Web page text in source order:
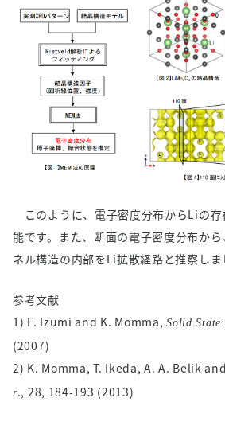
このように、電子密度分布からLiの
能です。また、断面の電子密度分布か
ネル構造の内部をLi拡散経路と推察しま
参考文献
1) F. Izumi and K. Momma,Solid State
(2007)
2) K. Momma, T. Ikeda, A. A. Belik
r., 28, 184-193 (2013)